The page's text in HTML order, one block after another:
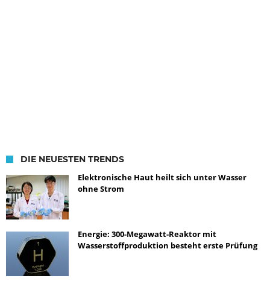
DIE NEUESTEN TRENDS
Elektronische Haut heilt sich unter Wasser
ohne Strom
Energie: 300-Megawatt-Reaktor mit
Wasserstoffproduktion besteht erste Prüfung